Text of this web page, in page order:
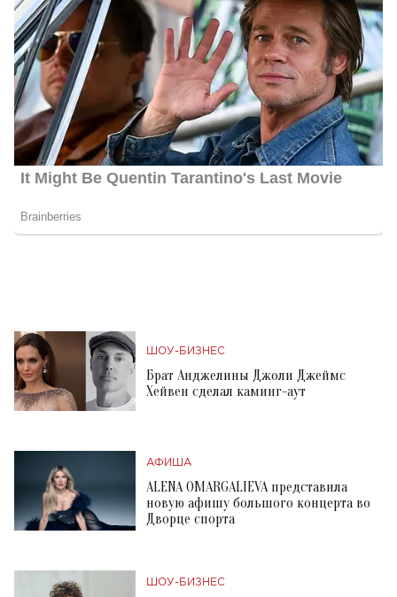
ШОУ-БИЗНЕС
Брат Анджелины Джоли Джеймс
Хейвен сделал каминг-аут
АФИША
ALENA OMARGALIEVA представила
новую афишу большого концерта во
Дворце спорта
ШОУ-БИЗНЕС